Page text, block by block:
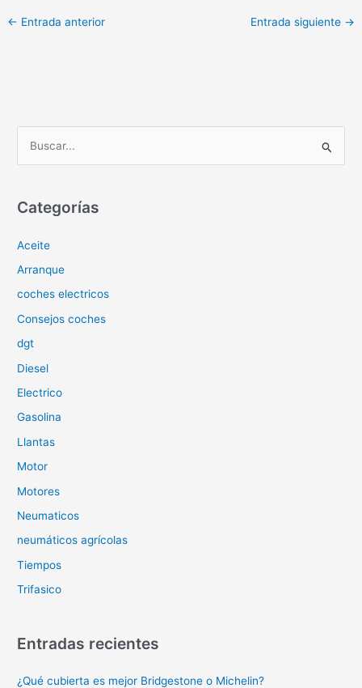
← Entrada anterior Entrada siguiente →
c
r
p
o
Categorías
Aceite
Arranque
coches electricos
Consejos coches
dgt
Diesel
Electrico
Gasolina
Llantas
Motor
Motores
Neumaticos
neumáticos agrícolas
Tiempos
Trifasico
Entradas recientes
¿Qué cubierta es mejor Bridgestone o Michelin?